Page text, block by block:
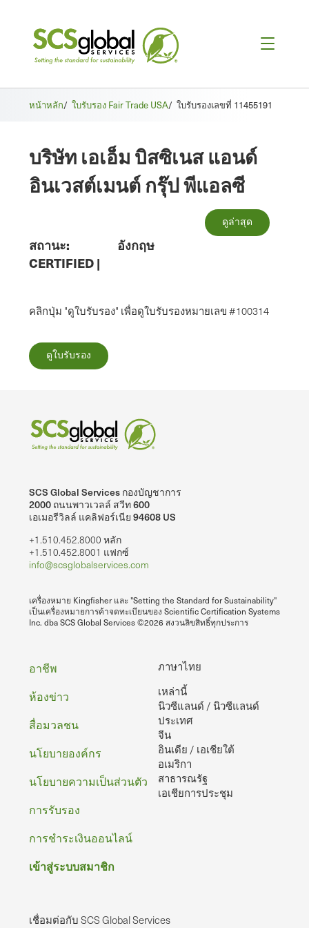
หน้าหลัก/ ใบรับรอง Fair Trade USA/ ใบรับรองเลขที่ 11455191
บริษัท เอเอ็ม บิสซิเนส แอนด์
อินเวสต์เมนต์ กรุ๊ป พีแอลซี
ดูล่าสุด
สถานะ:
CERTIFIED|
อังกฤษ
คลิกปุ่ม "ดูใบรับรอง" เพื่อดูใบรับรองหมายเลข #100314
ดูใบรับรอง
SCS Global Services กองบัญชาการ
2000 ถนนพาวเวลล์ สวีท 600
เอเมอรีวิลล์ แคลิฟอร์เนีย 94608 US
+1.510.452.8000 หลัก
+1.510.452.8001 แฟกซ์
info@scsglobalservices.com
เครื่องหมาย Kingfisher และ "Setting the Standard for Sustainability"
เป็นเครื่องหมายการค้าจดทะเบียนของ Scientific Certification Systems
Inc. dba SCS Global Services ©2026 สงวนลิขสิทธิ์ทุกประการ
ภาษาไทย
เหล่านี้
นิวซีแลนด์ / นิวซีแลนด์
ประเทศ
จีน
อินเดีย / เอเชียใต้
อเมริกา
สาธารณรัฐ
เอเชียการประชุม
ท้าย
กระดาษ
อาชีพ
ห้องข่าว
สื่อมวลชน
นโยบายองค์กร
นโยบายความเป็นส่วนตัว
การรับรอง
การชําระเงินออนไลน์
เข้าสู่ระบบสมาชิก
เชื่อมต่อกับ SCS Global Services